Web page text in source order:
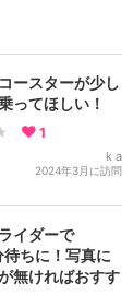
ースターが少し
ってほしい！
1
k a
2024年3月に訪問
イダーで
ちに！写真に
無ければおすす